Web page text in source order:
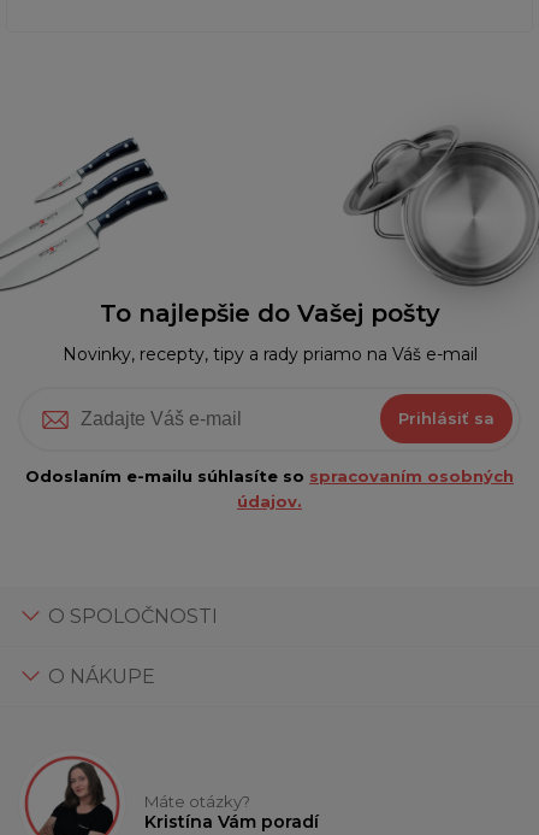
To najlepšie do Vašej pošty
Novinky, recepty, tipy a rady priamo na Váš e-mail
Prihlásiť sa
Odoslaním e-mailu súhlasíte so spracovaním osobných
údajov.
O SPOLOČNOSTI
O NÁKUPE
Máte otázky?
Kristína Vám poradí